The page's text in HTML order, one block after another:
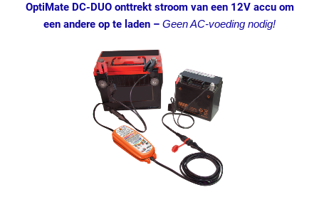
OptiMate DC-DUO onttrekt stroom van een 12V accu om
een andere op te laden – Geen AC-voeding nodig!